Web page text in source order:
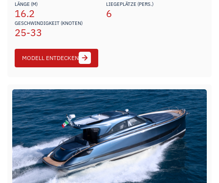
LÄNGE (M)
16.2
LIEGEPLÄTZE (PERS.)
6
GESCHWINDIGKEIT (KNOTEN)
25-33
MODELL ENTDECKEN